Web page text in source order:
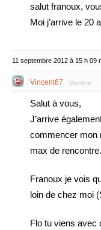
salut franoux,
Moi j’arrive le 20
11 septembre 2012 à 15 h 09
Vincent67 Membre
Salut à vous,
J’arrive
commencer mon
max de rencontre.
Franoux je vois
loin de chez moi
Flo tu viens avec